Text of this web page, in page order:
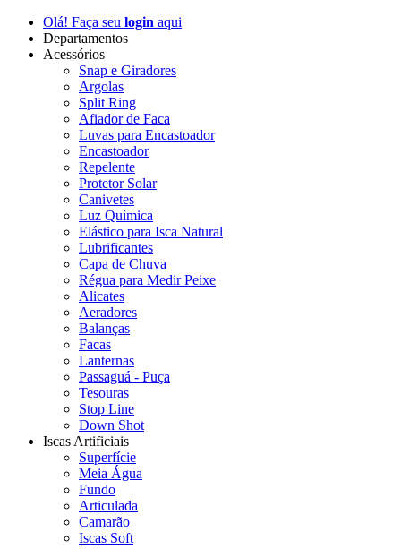
Olá! Faça seu login aqui
Departamentos
Acessórios
Snap e Giradores
Argolas
Split Ring
Afiador de Faca
Luvas para Encastoador
Encastoador
Repelente
Protetor Solar
Canivetes
Luz Química
Elástico para Isca Natural
Lubrificantes
Capa de Chuva
Régua para Medir Peixe
Alicates
Aeradores
Balanças
Facas
Lanternas
Passaguá - Puça
Tesouras
Stop Line
Down Shot
Iscas Artificiais
Superfície
Meia Água
Fundo
Articulada
Camarão
Iscas Soft